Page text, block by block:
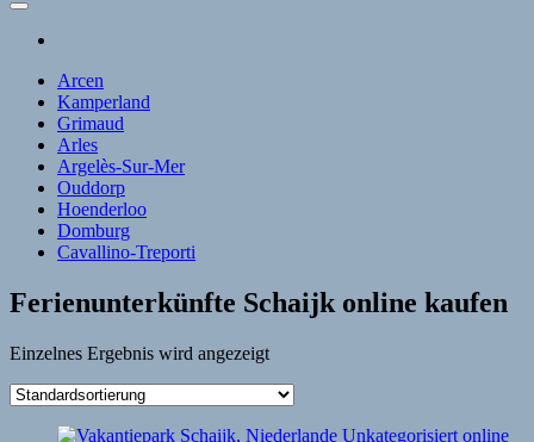
Arcen
Kamperland
Grimaud
Arles
Argelès-Sur-Mer
Ouddorp
Hoenderloo
Domburg
Cavallino-Treporti
Ferienunterkünfte Schaijk online kaufen
Einzelnes Ergebnis wird angezeigt